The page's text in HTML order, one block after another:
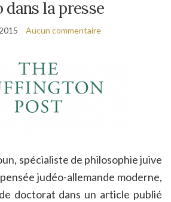
dans la presse
Aucun commentaire
spécialiste de philosophie juive
judéo-allemande moderne,
doctorat dans un article publié